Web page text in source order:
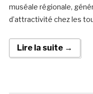
muséale régionale,
d’attractivité chez les
Lire la suite →